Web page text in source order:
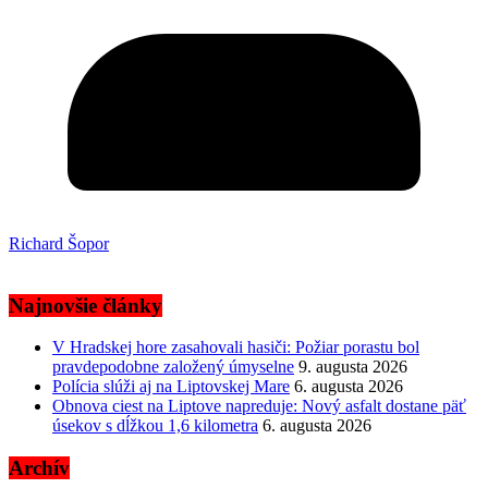
Richard Šopor
Najnovšie články
V Hradskej hore zasahovali hasiči: Požiar porastu bol
pravdepodobne založený úmyselne 9. augusta 2026
Polícia slúži aj na Liptovskej Mare 6. augusta 2026
Obnova ciest na Liptove napreduje: Nový asfalt dostane päť
úsekov s dĺžkou 1,6 kilometra 6. augusta 2026
Archív